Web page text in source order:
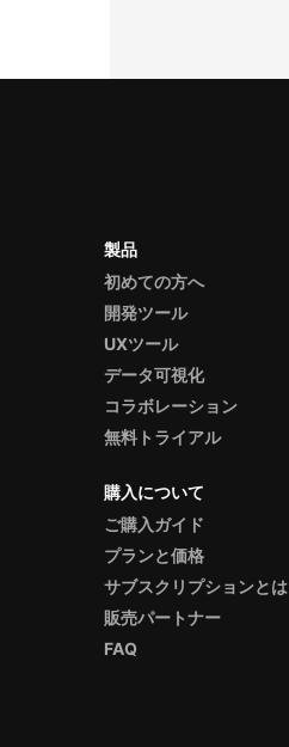
製品
初めての方へ
開発ツール
UXツール
データ可視化
コラボレーション
無料トライアル
購入について
ご購入ガイド
プランと価格
サブスクリプションとは
販売パートナー
FAQ